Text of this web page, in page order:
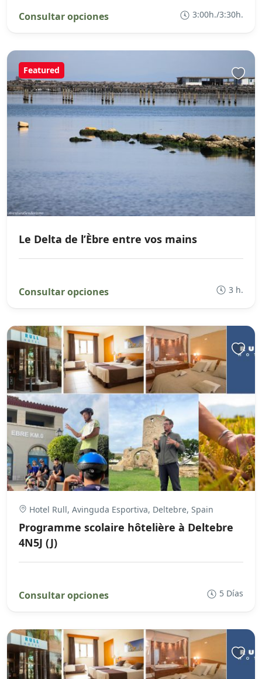
Consultar opciones 3:00h./3:30h.
Featured
Le Delta de l’Èbre entre vos mains
Consultar opciones 3 h.
Hotel Rull, Avinguda Esportiva, Deltebre, Spain
Programme scolaire hôtelière à Deltebre
4N5J (J)
Consultar opciones 5 Días